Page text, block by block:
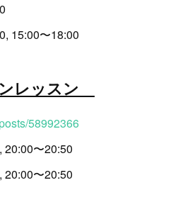
15:00〜18:00
レッスン
58992366
20:00〜20:50
20:00〜20:50